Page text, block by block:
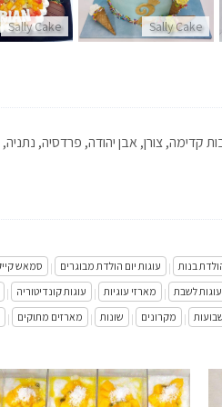
Sally Cake
Sally Cake
צורן, אבן יהודה, פרדסיה,
בנות | עוגות יום הולדת מבוגרים |
סמאש
עוגות לשבת | מארזי עוגיות | עוגות קונדיטוריה
|
| מקרונים | שונות | מארזים מתוקים |